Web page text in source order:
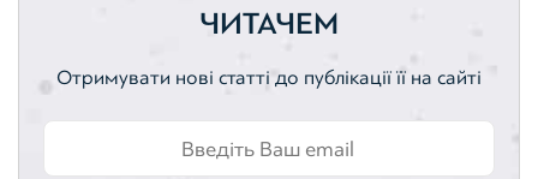
Оцінка активів
Земельні ділянки Нематеріальні активи
Автотранспортні засоби
ЧИТАЧЕМ
Отримувати нові статті до публікації її на сайті